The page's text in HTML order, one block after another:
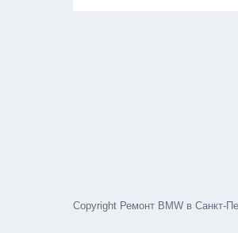
Copyright Ремонт BMW в Санкт-